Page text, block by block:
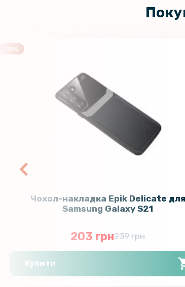
-15%
Чохол-накладка Epik Delicate для
Samsung Galaxy S21
203 грн239 грн
Купити